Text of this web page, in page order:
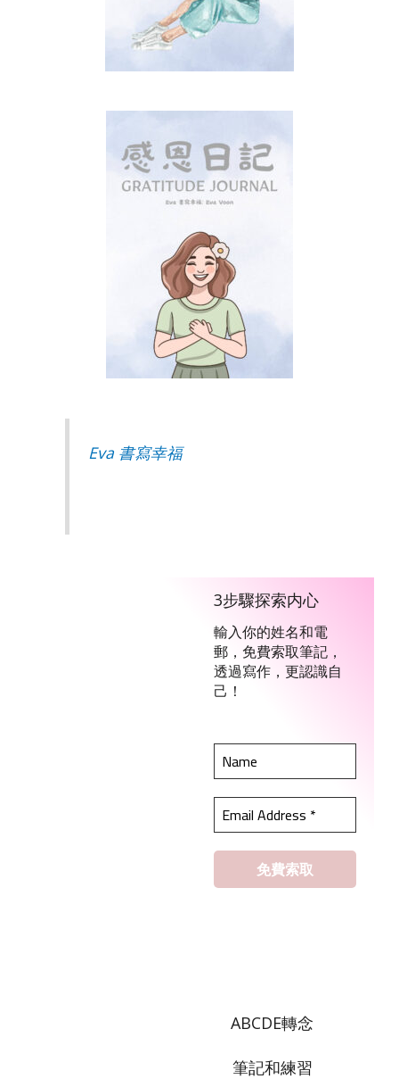
Eva 書寫幸福
3步驟探索内心
輸入你的姓名和電
郵，免費索取筆記，
透過寫作，更認識自
己！
ABCDE轉念
筆記和練習